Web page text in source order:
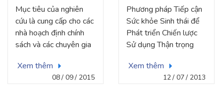
cơ sở chăn nuôi gây ra.
Việt Nam.
Mục tiêu của nghiên
cứu là cung cấp cho các
nhà hoạch định chính
sách và các chuyên gia
quan ở Việt Nam thông
tin và khuyến nghị phù
Xem thêm
08 09 2015
Phát triển Chiến
lược Sử dụng
Thận trọng
Thuốc Kháng
Phương pháp Tiếp cận
Sức khỏe Sinh thái để
Phát triển Chiến lược
Sử dụng Thận trọng
Kiểm soát Tình trạng
Kháng Kháng sinh trong
Xem thêm
12 07 2013